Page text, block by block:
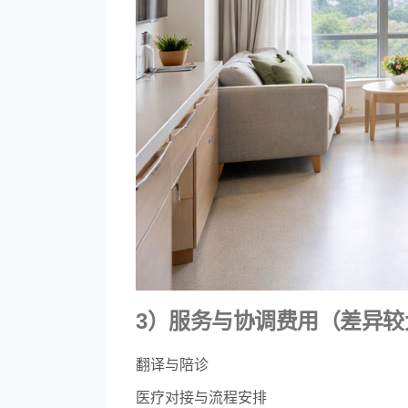
3）服务与协调费用（差异
翻译与陪诊
医疗对接与流程安排